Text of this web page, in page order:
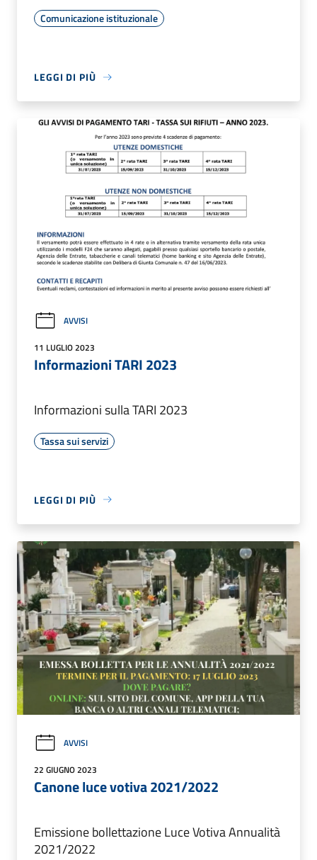
Comunicazione istituzionale
LEGGI DI PIÙ
AVVISI
11 LUGLIO 2023
Informazioni TARI 2023
Informazioni sulla TARI 2023
Tassa sui servizi
LEGGI DI PIÙ
AVVISI
22 GIUGNO 2023
Canone luce votiva 2021/2022
Emissione bollettazione Luce Votiva Annualità
2021/2022